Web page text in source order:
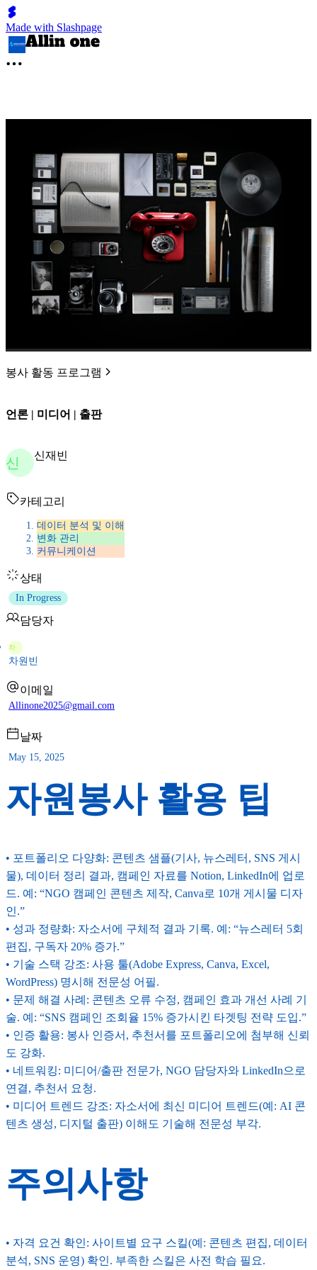
Made with Slashpage
봉사 활동 프로그램
언론 | 미디어 | 출판
신 신재빈
카테고리
데이터 분석 및 이해
변화 관리
커뮤니케이션
상태
In Progress
담당자
차
차원빈
이메일
Allinone2025@gmail.com
날짜
May 15, 2025
자원봉사 활용 팁
• 포트폴리오 다양화: 콘텐츠 샘플(기사, 뉴스레터, SNS 게시
물), 데이터 정리 결과, 캠페인 자료를 Notion, LinkedIn에 업로
드. 예: “NGO 캠페인 콘텐츠 제작, Canva로 10개 게시물 디자
인.”
• 성과 정량화: 자소서에 구체적 결과 기록. 예: “뉴스레터 5회
편집, 구독자 20% 증가.”
• 기술 스택 강조: 사용 툴(Adobe Express, Canva, Excel,
WordPress) 명시해 전문성 어필.
• 문제 해결 사례: 콘텐츠 오류 수정, 캠페인 효과 개선 사례 기
술. 예: “SNS 캠페인 조회율 15% 증가시킨 타겟팅 전략 도입.”
• 인증 활용: 봉사 인증서, 추천서를 포트폴리오에 첨부해 신뢰
도 강화.
• 네트워킹: 미디어/출판 전문가, NGO 담당자와 LinkedIn으로
연결, 추천서 요청.
• 미디어 트렌드 강조: 자소서에 최신 미디어 트렌드(예: AI 콘
텐츠 생성, 디지털 출판) 이해도 기술해 전문성 부각.
주의사항
• 자격 요건 확인: 사이트별 요구 스킬(예: 콘텐츠 편집, 데이터
분석, SNS 운영) 확인. 부족한 스킬은 사전 학습 필요.